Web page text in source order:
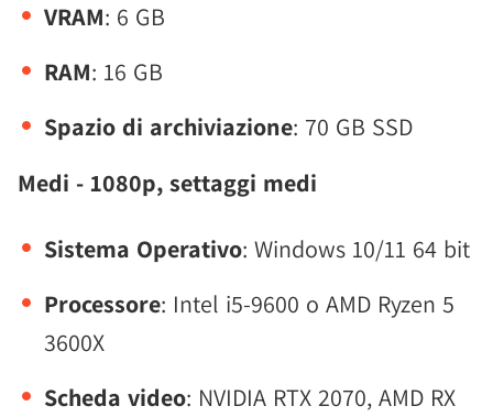
VRAM: 6 GB
RAM: 16 GB
Spazio di archiviazione: 70 GB SSD
Medi - 1080p, settaggi medi
Sistema Operativo: Windows 10/11 64 bit
Processore: Intel i5-9600 o AMD Ryzen 5
3600X
Scheda video: NVIDIA RTX 2070, AMD RX